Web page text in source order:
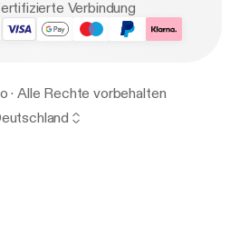
Verbindung
· Alle Rechte vorbehalten